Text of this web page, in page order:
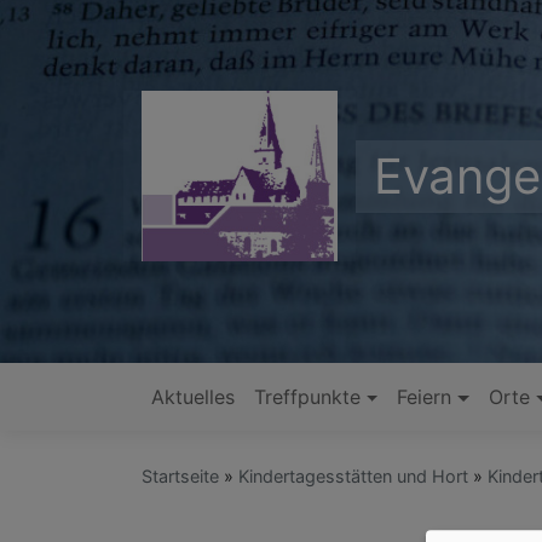
Direkt
Inhalt
Hauptnavigation
Aktuelles Treffpunkte Feiern Orte
Startseite Kindertagesstätten und Hort